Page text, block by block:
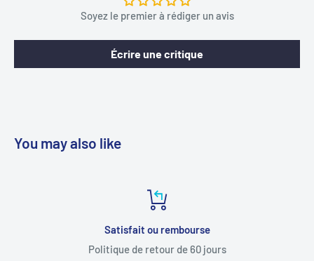
Soyez le premier à rédiger un avis
Écrire une critique
You may also like
Satisfait ou rembourse
Politique de retour de 60 jours